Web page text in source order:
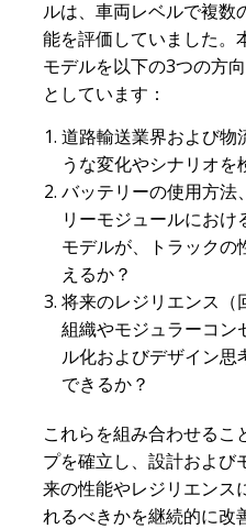
ルは、車両レベルで複数
能を評価していました。
モデルを以下の3つの方
としています：
道路輸送業界および物
うな変化やシナリオを
バッテリーの使用方法
リーモジュールにお
モデルが、トラックの
えるか？
将来のレジリエンス（
組織やモジュラーコン
ル化およびデザイン思
できるか？
これらを組み合わせるこ
プを確立し、設計および
来の性能やレジリエンス
れるべきかを継続的に改